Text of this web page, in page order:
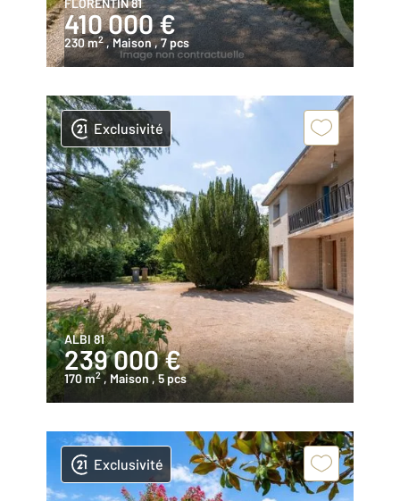
FLORENTIN 81
410 000 €
230 m2 , Maison, 7 pcs
Exclusivité
ALBI 81
239 000 €
170 m2 , Maison , 5 pcs
Exclusivité